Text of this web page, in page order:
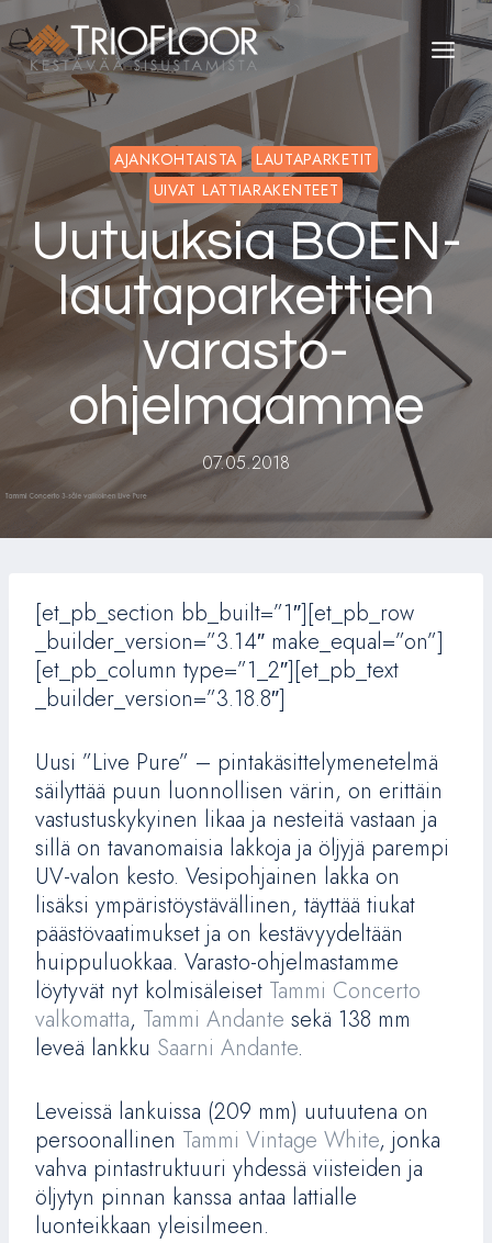
Siirry
sisältöön
AJANKOHTAISTA
LAUTAPARKETIT
UIVAT LATTIARAKENTEET
Uutuuksia BOEN-
lautaparkettien
varasto-
ohjelmaamme
07.05.2018
[et_pb_section bb_built=”1″][et_pb_row
_builder_version=”3.14″ make_equal=”on”]
[et_pb_column type=”1_2″][et_pb_text
_builder_version=”3.18.8″]
Uusi ”Live Pure” – pintakäsittelymenetelmä
säilyttää puun luonnollisen värin, on erittäin
vastustuskykyinen likaa ja nesteitä vastaan ja
sillä on tavanomaisia lakkoja ja öljyjä parempi
UV-valon kesto. Vesipohjainen lakka on
lisäksi ympäristöystävällinen, täyttää tiukat
päästövaatimukset ja on kestävyydeltään
huippuluokkaa. Varasto-ohjelmastamme
löytyvät nyt kolmisäleiset Tammi Concerto
valkomatta, Tammi Andante sekä 138 mm
leveä lankku Saarni Andante.
Leveissä lankuissa (209 mm) uutuutena on
persoonallinen Tammi Vintage White, jonka
vahva pintastruktuuri yhdessä viisteiden ja
öljytyn pinnan kanssa antaa lattialle
luonteikkaan yleisilmeen.